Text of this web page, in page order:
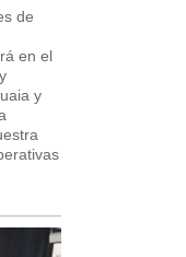
de
en el
y